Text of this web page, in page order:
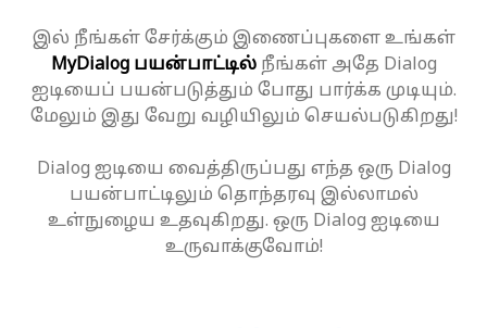
இல் நீங்கள் சேர்க்கும் இணைப்புகளை உங்கள்
MyDialog பயன்பாட்டில்நீங்கள் அதே Dialog
ஐடியைப் பயன்படுத்தும் போது பார்க்க முடியும்.
மேலும் இது வேறு வழியிலும் செயல்படுகிறது!
Dialog ஐடியை வைத்திருப்பது எந்த ஒரு Dialog
பயன்பாட்டிலும் தொந்தரவு இல்லாமல்
உள்நுழைய உதவுகிறது. ஒரு Dialog ஐடியை
உருவாக்குவோம்!